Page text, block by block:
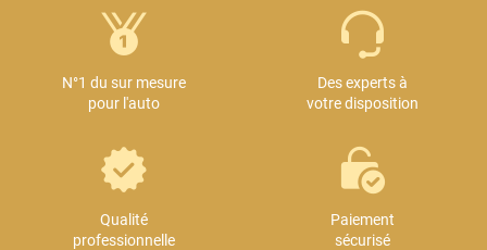
Mitsubishi
Oldsmobile
N°1 du sur mesure
pour l'auto
Des experts à
votre disposition
Qualité
professionnelle
Paiement
sécurisé